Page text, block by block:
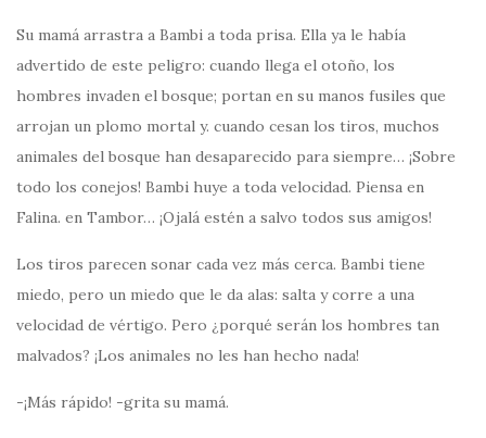
Su mamá arrastra a Bambi a toda prisa. Ella ya le había
advertido de este peligro: cuando llega el otoño, los
hombres invaden el bosque; portan en su manos fusiles que
arrojan un plomo mortal y. cuando cesan los tiros, muchos
animales del bosque han desaparecido para siempre… ¡Sobre
todo los conejos! Bambi huye a toda velocidad. Piensa en
Falina. en Tambor… ¡Ojalá estén a salvo todos sus amigos!
Los tiros parecen sonar cada vez más cerca. Bambi tiene
miedo, pero un miedo que le da alas: salta y corre a una
velocidad de vértigo. Pero ¿porqué serán los hombres tan
malvados? ¡Los animales no les han hecho nada!
-¡Más rápido! -grita su mamá.